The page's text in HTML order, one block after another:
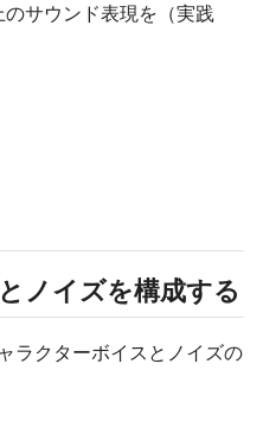
サウンド表現を（実践
ノイズを構成する
ラクターボイスとノイズの